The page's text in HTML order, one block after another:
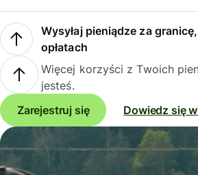
Wysyłaj pieniądze za
opłatach
Więcej korzyści z Twoich
jesteś.
Zarejestruj się
Dowiedz się